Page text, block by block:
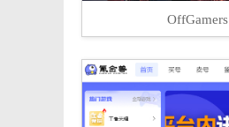
OffGamers